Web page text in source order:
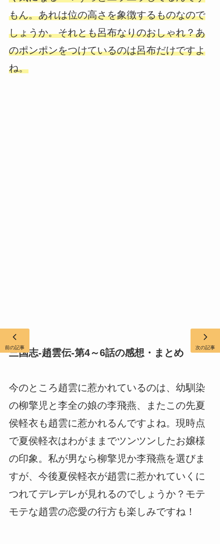
もん。あれは位の高さを象徴するものなので
しょうか。それとも呂布なりのおしゃれ？あ
のポンポンをつけているのは呂布だけですよ
ね。
三国志-趙雲伝-第4～6話の感想・まとめ
今のところ趙雲に惹かれているのは、幼馴染
の柳擎児と李全の娘の李飛燕、またこの先夏
侯軽衣も趙雲に惹かれるんですよね。現時点
で夏侯軽衣はわがままでツンツンしたお嬢様
の印象。私が男なら柳擎児か李飛燕を選びま
すが、今後夏侯軽衣が趙雲に惹かれていくに
つれてデレデレが見れるのでしょうか？モテ
モテな趙雲の恋愛の行方も楽しみですね！
前の記事 次の記事